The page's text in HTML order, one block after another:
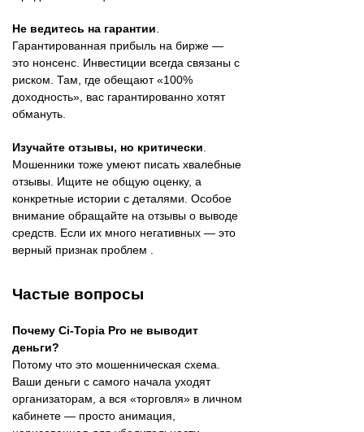
Не ведитесь на гарантии
Гарантированная прибыль на бирже —
это нонсенс. Инвестиции всегда связаны с
риском. Там, где обещают «100%
доходность», вас гарантированно хотят
обмануть.
Изучайте отзывы, но критически
Мошенники тоже умеют писать хвалебные
отзывы. Ищите не общую оценку, а
конкретные истории с деталями. Особое
внимание обращайте на отзывы о выводе
средств. Если их много негативных — это
верный признак проблем .
Частые вопросы
Почему Ci-Topia Pro не выводит
деньги?
Потому что это мошенническая схема.
Ваши деньги с самого начала уходят
организаторам, а вся «торговля» в личном
кабинете — просто анимация,